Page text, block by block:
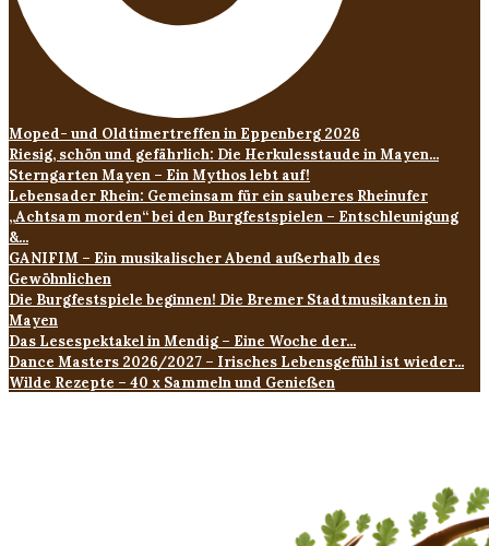
Moped- und Oldtimertreffen in Eppenberg 2026
Riesig, schön und gefährlich: Die Herkulesstaude in Mayen...
Sterngarten Mayen – Ein Mythos lebt auf!
Lebensader Rhein: Gemeinsam für ein sauberes Rheinufer
„Achtsam morden“ bei den Burgfestspielen – Entschleunigung
&...
GANIFIM – Ein musikalischer Abend außerhalb des
Gewöhnlichen
Die Burgfestspiele beginnen! Die Bremer Stadtmusikanten in
Mayen
Das Lesespektakel in Mendig – Eine Woche der...
Dance Masters 2026/2027 – Irisches Lebensgefühl ist wieder...
Wilde Rezepte – 40 x Sammeln und Genießen